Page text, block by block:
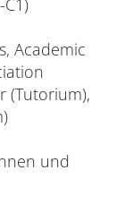
Academic
(Tutorium),
und